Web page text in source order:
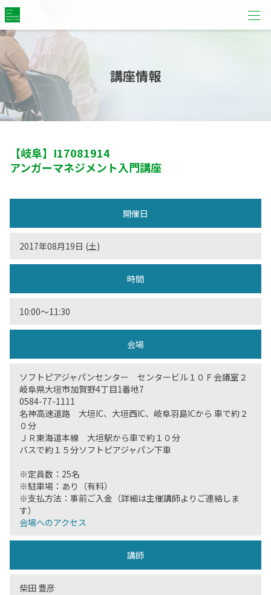
講座情報
【岐阜】 I17081914
アンガーマネジメント入門講座
開催日
2017年08月19日 (土)
時間
10:00〜11:30
会場
ソフトピアジャパンセンター センタービル１０Ｆ会議室２
岐阜県大垣市加賀野4丁目1番地7
0584-77-1111
名神高速道路 大垣IC、大垣西IC、岐阜羽島ICから 車で約２
０分
ＪＲ東海道本線 大垣駅から車で約１０分
バスで約１５分ソフトピアジャパン下車
※定員数：25名
※駐車場：あり（有料）
※支払方法：事前ご入金（詳細は主催講師よりご連絡しま
す）
会場へのアクセス
講師
柴田 豊彦